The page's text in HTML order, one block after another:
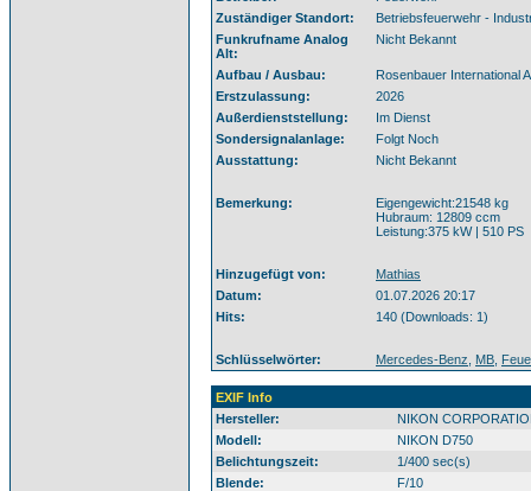
Zuständiger Standort:
Betriebsfeuerwehr -
Funkrufname Analog
Alt:
Nicht Bekannt
Aufbau / Ausbau:
Rosenbauer International
Erstzulassung:
2026
Außerdienststellung:
Im Dienst
Sondersignalanlage:
Folgt Noch
Ausstattung:
Nicht Bekannt
Bemerkung:
Eigengewicht:21548 kg
Hubraum: 12809 ccm
Leistung:375 kW | 510 PS
Hinzugefügt von:
Mathias
Datum:
01.07.2026 20:17
Hits:
140 (Downloads: 1)
Schlüsselwörter: Mercedes-Benz MB
EXIF Info
Hersteller:
NIKON
Modell:
NIKON D750
Belichtungszeit:
1/400 sec(s)
Blende:
F/10